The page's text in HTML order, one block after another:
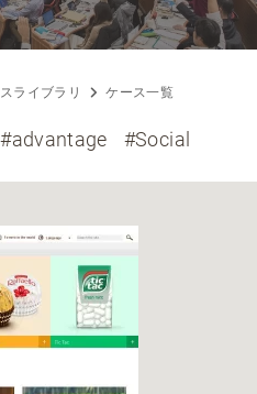
ライブラリ ケース一覧
#advantage #Social